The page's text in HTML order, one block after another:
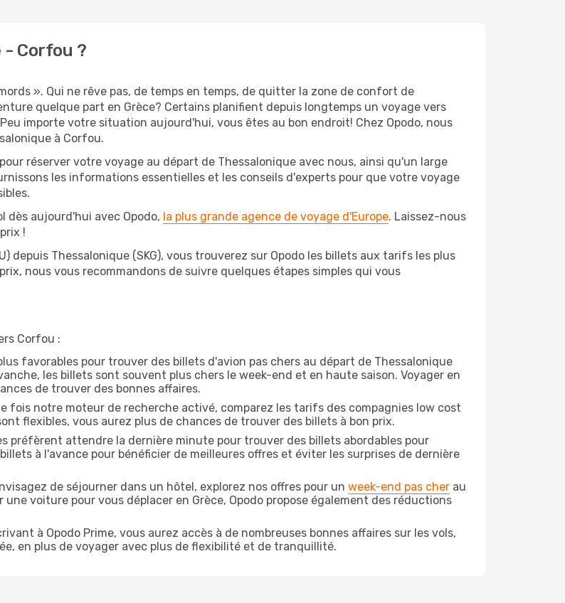
- Corfou ?
». Qui ne rêve pas, de temps en temps, de quitter la zone de confort de
quelque part en Grèce? Certains planifient depuis longtemps un voyage vers
importe votre situation aujourd'hui, vous êtes au bon endroit! Chez Opodo, nous
à Corfou.
réserver votre voyage au départ de Thessalonique avec nous, ainsi qu'un large
les informations essentielles et les conseils d'experts pour que votre voyage
dès aujourd'hui avec Opodo, la plus grande agence de voyage d'Europe. Laissez-nous
!
depuis Thessalonique (SKG), vous trouverez sur Opodo les billets aux tarifs les plus
nous vous recommandons de suivre quelques étapes simples qui vous
Corfou :
favorables pour trouver des billets d'avion pas chers au départ de Thessalonique
les billets sont souvent plus chers le week-end et en haute saison. Voyager en
de trouver des bonnes affaires.
fois notre moteur de recherche activé, comparez les tarifs des compagnies low cost
flexibles, vous aurez plus de chances de trouver des billets à bon prix.
préfèrent attendre la dernière minute pour trouver des billets abordables pour
à l'avance pour bénéficier de meilleures offres et éviter les surprises de dernière
de séjourner dans un hôtel, explorez nos offres pour un week-end pas cher au
voiture pour vous déplacer en Grèce, Opodo propose également des réductions
à Opodo Prime, vous aurez accès à de nombreuses bonnes affaires sur les vols,
en plus de voyager avec plus de flexibilité et de tranquillité.